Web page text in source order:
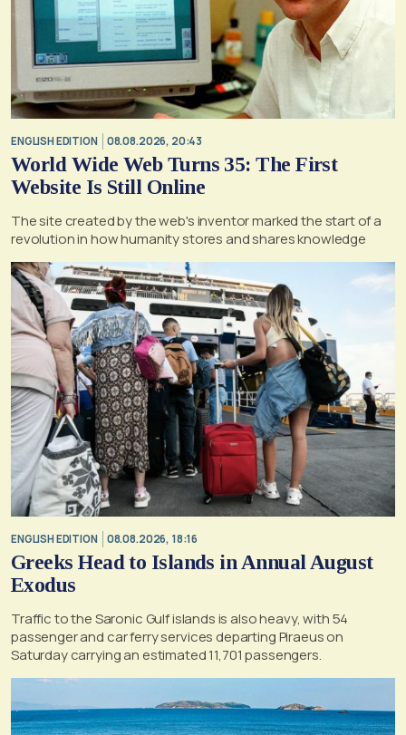
ENGLISH EDITION 08.08.2026, 20:43
World Wide Web Turns 35: The First
Website Is Still Online
The site created by the web's inventor marked the start of a
revolution in how humanity stores and shares knowledge
ENGLISH EDITION 08.08.2026, 18:16
Greeks Head to Islands in Annual August
Exodus
Traffic to the Saronic Gulf islands is also heavy, with 54
passenger and car ferry services departing Piraeus on
Saturday carrying an estimated 11,701 passengers.